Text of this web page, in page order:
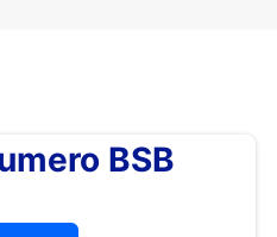
BSB